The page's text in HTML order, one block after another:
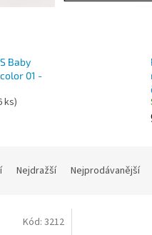
Baby
01 -
ks)
Nejdražší Nejprodávanější
Kód: 3212